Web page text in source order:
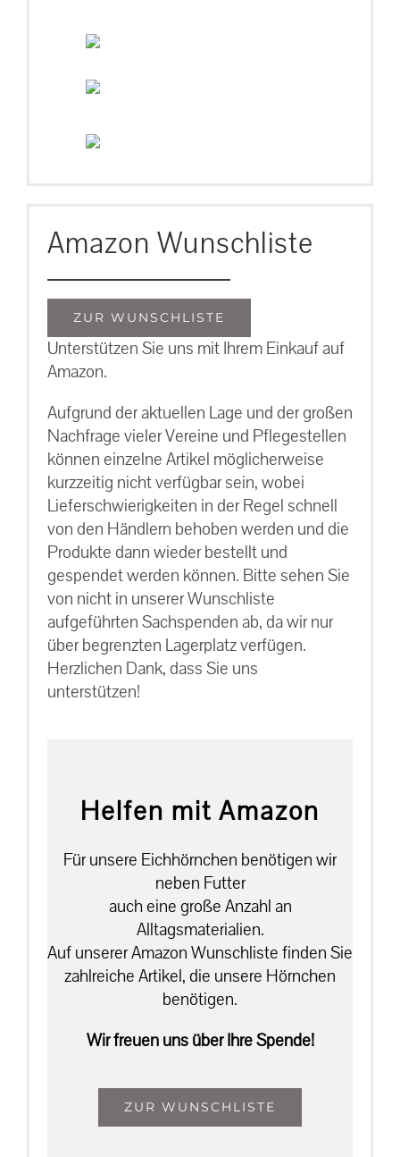
Amazon Wunschliste
ZUR WUNSCHLISTE
Unterstützen Sie uns mit Ihrem Einkauf auf
Amazon.
Aufgrund der aktuellen Lage und der großen
Nachfrage vieler Vereine und Pflegestellen
können einzelne Artikel möglicherweise
kurzzeitig nicht verfügbar sein, wobei
Lieferschwierigkeiten in der Regel schnell
von den Händlern behoben werden und die
Produkte dann wieder bestellt und
gespendet werden können. Bitte sehen Sie
von nicht in unserer Wunschliste
aufgeführten Sachspenden ab, da wir nur
über begrenzten Lagerplatz verfügen.
Herzlichen Dank, dass Sie uns
unterstützen!
Helfen mit Amazon
Für unsere Eichhörnchen benötigen wir
neben Futter
auch eine große Anzahl an
Alltagsmaterialien.
Auf unserer Amazon Wunschliste finden Sie
zahlreiche Artikel, die unsere Hörnchen
benötigen.
Wir freuen uns über Ihre Spende!
ZUR WUNSCHLISTE